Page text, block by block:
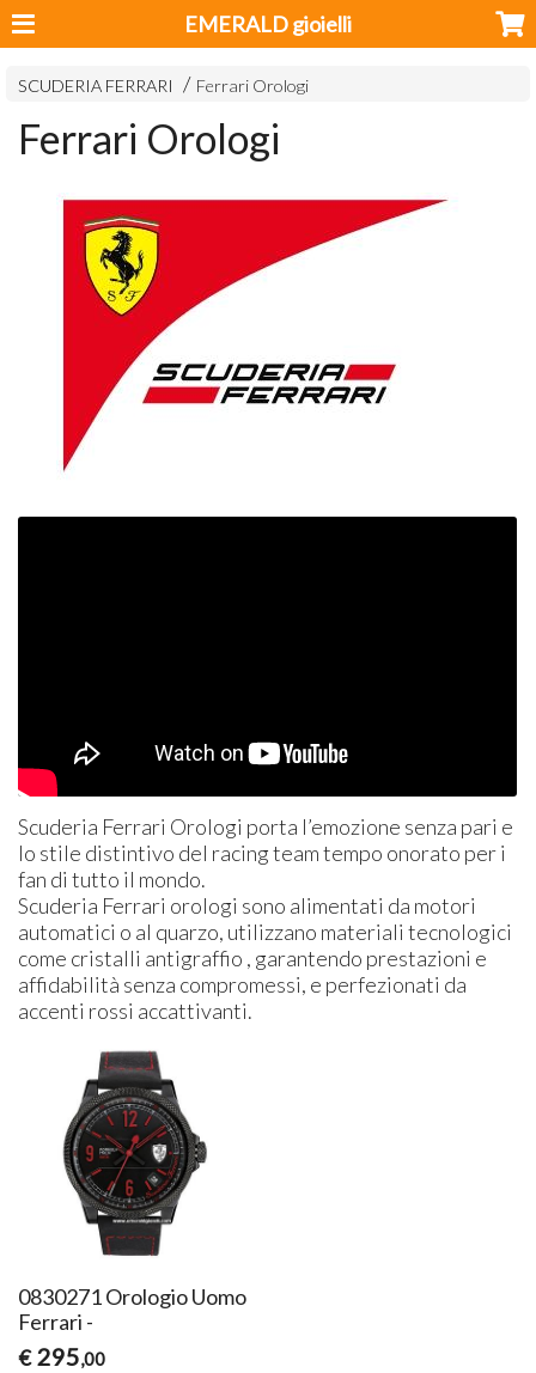
EMERALD gioielli
SCUDERIA FERRARI Ferrari Orologi
Ferrari Orologi
Scuderia Ferrari Orologi porta l’emozione senza pari e
lo stile distintivo del racing team tempo onorato per i
fan di tutto il mondo.
Scuderia Ferrari orologi sono alimentati da motori
automatici o al quarzo, utilizzano materiali tecnologici
come cristalli antigraffio , garantendo prestazioni e
affidabilità senza compromessi, e perfezionati da
accenti rossi accattivanti.
0830271 Orologio Uomo
Ferrari -
€ 295,00